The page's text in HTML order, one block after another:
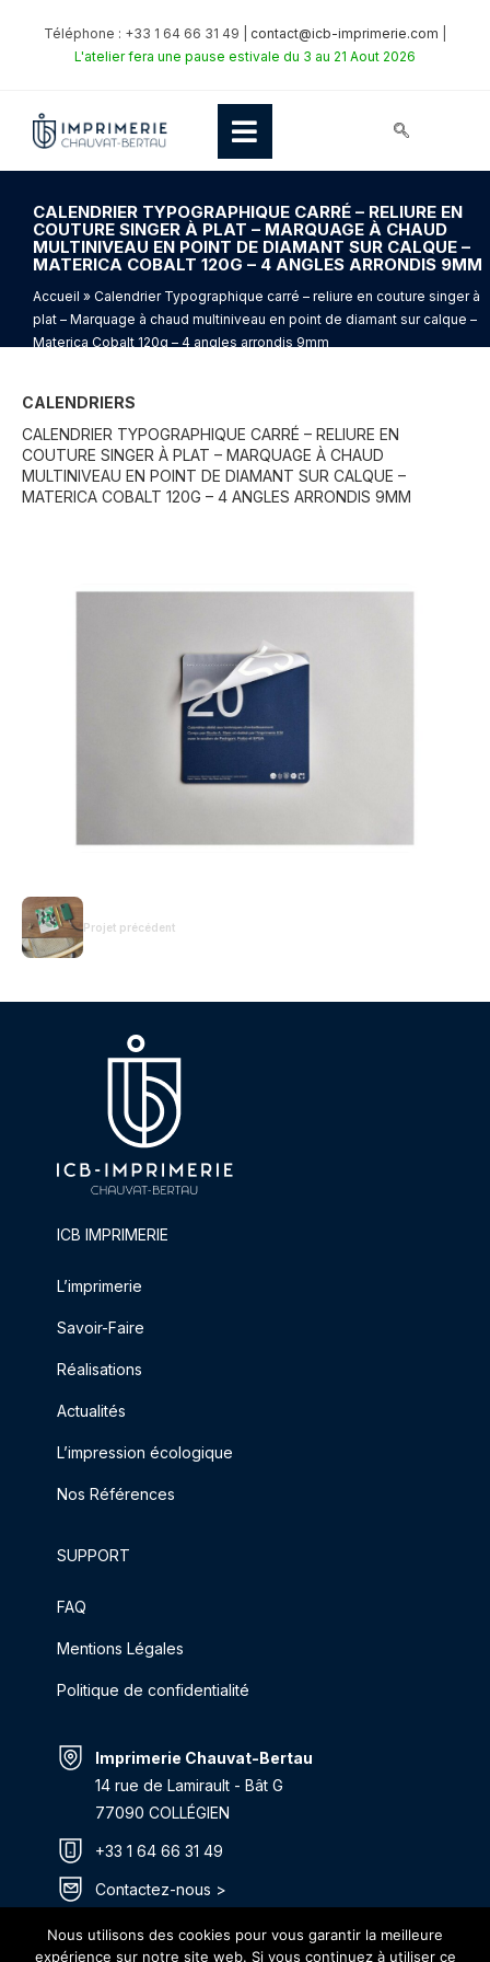
Téléphone : +33 1 64 66 31 49 | contact@icb-imprimerie.com
L'atelier fera une pause estivale du 3 au 21 Aout 2026
CALENDRIER TYPOGRAPHIQUE CARRÉ – RELIURE EN
COUTURE SINGER À PLAT – MARQUAGE À CHAUD
MULTINIVEAU EN POINT DE DIAMANT SUR CALQUE –
MATERICA COBALT 120G – 4 ANGLES ARRONDIS 9MM
Accueil » Calendrier Typographique carré – reliure en couture singer à
plat – Marquage à chaud multiniveau en point de diamant sur calque –
Materica Cobalt 120g – 4 angles arrondis 9mm
CALENDRIERS
CALENDRIER TYPOGRAPHIQUE CARRÉ – RELIURE EN
COUTURE SINGER À PLAT – MARQUAGE À CHAUD
MULTINIVEAU EN POINT DE DIAMANT SUR CALQUE –
MATERICA COBALT 120G – 4 ANGLES ARRONDIS 9MM
Projet précédent
ICB IMPRIMERIE
L’imprimerie
Savoir-Faire
Réalisations
Actualités
L’impression écologique
Nos Références
SUPPORT
FAQ
Mentions Légales
Politique de confidentialité
Imprimerie Chauvat-Bertau
14 rue de Lamirault - Bât G
77090 COLLÉGIEN
+33 1 64 66 31 49
Contactez-nous >
Itinéraire >
Nous utilisons des cookies pour vous garantir la meilleure
expérience sur notre site web. Si vous continuez à utiliser ce